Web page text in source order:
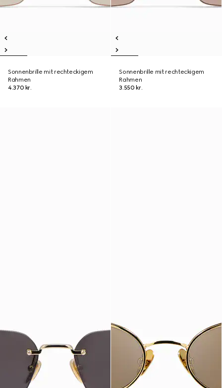
Sonnenbrille mit rechteckigem
Rahmen
4.370 kr.
Sonnenbrille mit rechteckigem
Rahmen
3.550 kr.